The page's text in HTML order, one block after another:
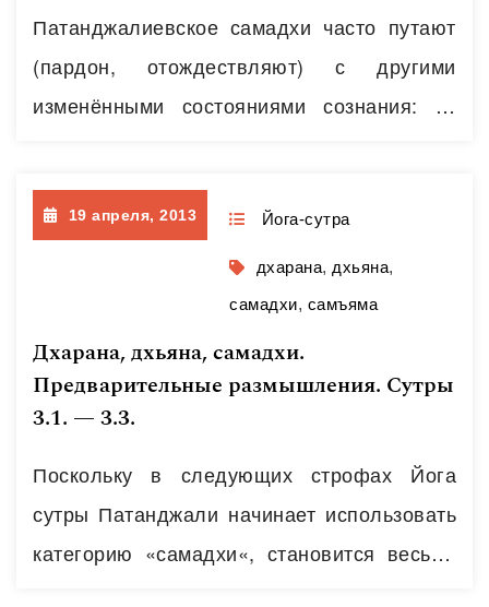
Патанджалиевское самадхи часто путают
(пардон, отождествляют) с другими
изменёнными состояниями сознания: от
типа, до религиозного экстаза. Я решил,
что возможно, читателю будет легче
ориентироваться в теме, если он
познакомиться с развернутой теорией
измененных состояний сознания, и решил
не жадничать, а выложить целый раздел
моей третьей монографии «Психопрактики
в мистических традициях: от архаики…
19 апреля, 2013 Йога-сутра
дхарана, дхьяна,
самадхи, самъяма
Дхарана, дхьяна, самадхи.
Предварительные размышления. Сутры
3.1. — 3.3.
Поскольку в следующих строфах Йога
сутры Патанджали начинает использовать
категорию «самадхи«, становится весьма